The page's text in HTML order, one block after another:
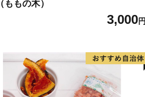
ももの木）
3,000円